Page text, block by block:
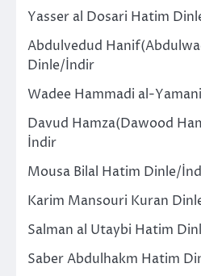
Yasser al Dosari Hatim
Abdulvedud
Dinle/İndir
Wadee Hammadi al-
Davud Hamza(Dawood
İndir
Mousa Bilal Hatim Dinle/
Karim Mansouri Kuran
Salman al Utaybi Hatim
Saber Abdulhakm Hatim